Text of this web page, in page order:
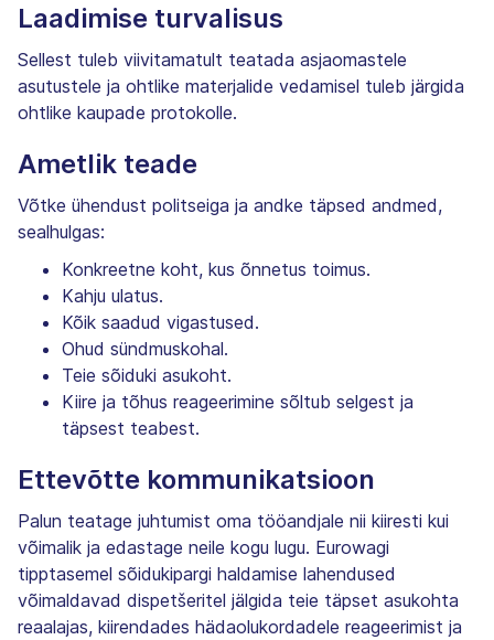
Laadimise turvalisus
Sellest tuleb viivitamatult teatada asjaomastele
asutustele ja ohtlike materjalide vedamisel tuleb järgida
ohtlike kaupade protokolle.
Ametlik teade
Võtke ühendust politseiga ja andke täpsed andmed,
sealhulgas:
Konkreetne koht, kus õnnetus toimus.
Kahju ulatus.
Kõik saadud vigastused.
Ohud sündmuskohal.
Teie sõiduki asukoht.
Kiire ja tõhus reageerimine sõltub selgest ja
täpsest teabest.
Ettevõtte kommunikatsioon
Palun teatage juhtumist oma tööandjale nii kiiresti kui
võimalik ja edastage neile kogu lugu. Eurowagi
tipptasemel sõidukipargi haldamise lahendused
võimaldavad dispetšeritel jälgida teie täpset asukohta
reaalajas, kiirendades hädaolukordadele reageerimist ja